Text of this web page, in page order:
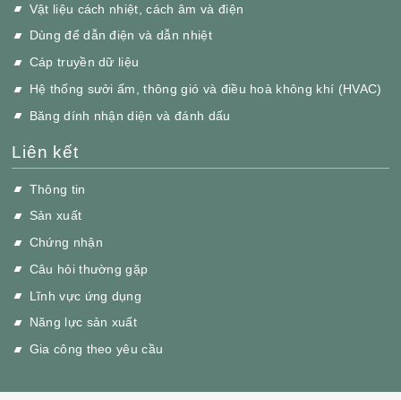
Vật liệu cách nhiệt, cách âm và điện
Dùng để dẫn điện và dẫn nhiệt
Cáp truyền dữ liệu
Hệ thống sưởi ấm, thông gió và điều hoà không khí (HVAC)
Băng dính nhận diện và đánh dấu
Liên kết
Thông tin
Sản xuất
Chứng nhận
Câu hỏi thường gặp
Lĩnh vực ứng dụng
Năng lực sản xuất
Gia công theo yêu cầu